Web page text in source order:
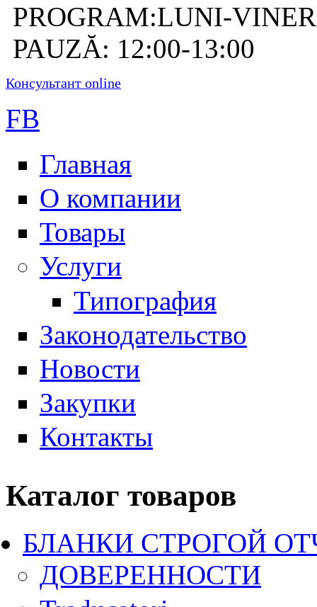
PROGRAM:LUNI-
PAUZĂ: 12:00-13:00
Консультант online
FB
Главная
О компании
Товары
Услуги
Типография
Законодательство
Новости
Закупки
Контакты
Каталог товаров
БЛАНКИ СТРОГОЙ
ДОВЕРЕННОСТИ